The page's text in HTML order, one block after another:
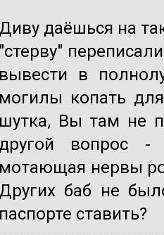
Диву даёшься на
"стерву"
вывести в
могилы копать
шутка, Вы там не
другой вопрос -
мотающая нервы
Других баб не
паспорте ставить?